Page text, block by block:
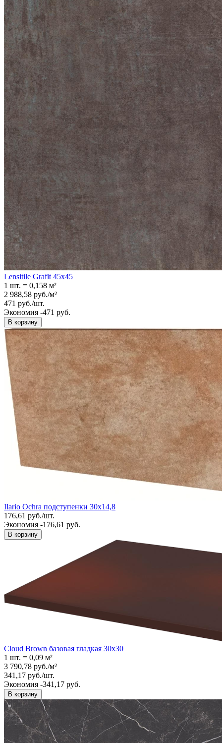
Lensitile Grafit 45x45
1 шт. = 0,158 м²
2 988,58 руб./м²
471 руб./шт.
Экономия -471 руб.
В корзину
Ilario Ochra подступенки 30х14,8
176,61 руб./шт.
Экономия -176,61 руб.
В корзину
Cloud Brown базовая гладкая 30x30
1 шт. = 0,09 м²
3 790,78 руб./м²
341,17 руб./шт.
Экономия -341,17 руб.
В корзину